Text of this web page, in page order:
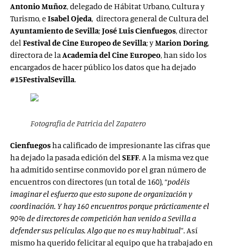
Antonio Muñoz, delegado de Hábitat Urbano, Cultura y
Turismo, e Isabel Ojeda, directora general de Cultura del
Ayuntamiento de Sevilla;José Luis Cienfuegos, director
delFestival de Cine Europeo de Sevilla; yMarion Doring,
directora de laAcademia del Cine Europeo, han sido los
encargados de hacer público los datos que ha dejado
#15FestivalSevilla.
Fotografía de Patricia del Zapatero
Cienfuegosha calificado de impresionante las cifras que
ha dejado la pasada edición delSEFF. A la misma vez que
ha admitido sentirse conmovido por el gran número de
encuentros con directores (un total de 160), “podéis
imaginar el esfuerzo que esto supone de organización y
coordinación. Y hay 160 encuentros porque prácticamente el
90% de directores de competición han venido a Sevilla a
defender sus películas. Algo que no es muy habitual”. Así
mismo ha querido felicitar al equipo que ha trabajado en